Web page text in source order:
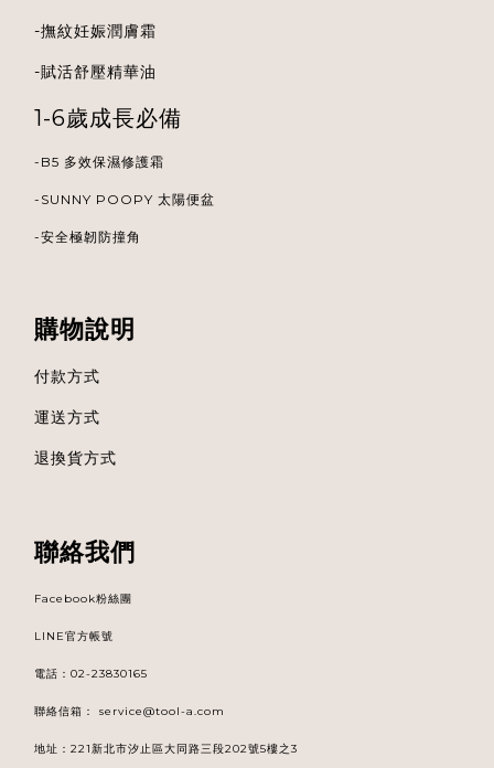
-撫紋妊娠潤膚霜
-賦活舒壓精華油
1-6歲成長必備
-B5 多效保濕修護霜
- SUNNY POOPY 太陽便盆
-安全極韌防撞角
購物說明
付款方式
運送方式
退換貨方式
聯絡我們
Facebook粉絲團
LINE官方帳號
電話 ： 02-23830165
聯絡信箱： service@tool-a.com
地址：221新北市汐止區大同路三段202號5樓之3